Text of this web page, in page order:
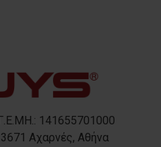
141655701000
Αχαρνές, Αθήνα